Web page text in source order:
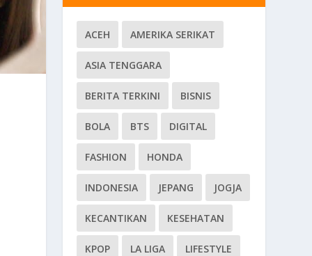
ACEH AMERIKA SERIKAT
ASIA TENGGARA
BERITA TERKINI BISNIS
BOLA BTS DIGITAL
FASHION HONDA
INDONESIA JEPANG JOGJA
KECANTIKAN KESEHATAN
KPOP LA LIGA LIFESTYLE